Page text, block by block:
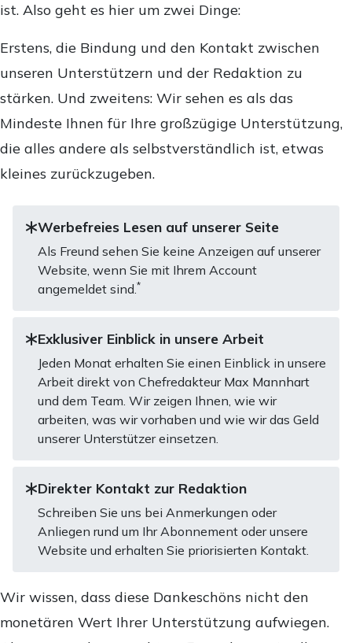
ist. Also geht es hier um zwei Dinge:
Erstens, die Bindung und den Kontakt zwischen
unseren Unterstützern und der Redaktion zu
stärken. Und zweitens: Wir sehen es als das
Mindeste Ihnen für Ihre großzügige Unterstützung,
die alles andere als selbstverständlich ist, etwas
kleines zurückzugeben.
Werbefreies Lesen auf unserer Seite
Als Freund sehen Sie keine Anzeigen auf unserer
Website, wenn Sie mit Ihrem Account
angemeldet sind.*
Exklusiver Einblick in unsere Arbeit
Jeden Monat erhalten Sie einen Einblick in unsere
Arbeit direkt von Chefredakteur Max Mannhart
und dem Team. Wir zeigen Ihnen, wie wir
arbeiten, was wir vorhaben und wie wir das Geld
unserer Unterstützer einsetzen.
Direkter Kontakt zur Redaktion
Schreiben Sie uns bei Anmerkungen oder
Anliegen rund um Ihr Abonnement oder unsere
Website und erhalten Sie priorisierten Kontakt.
Wir wissen, dass diese Dankeschöns nicht den
monetären Wert Ihrer Unterstützung aufwiegen.